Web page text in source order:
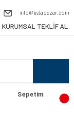
info@ustapazar.com
KURUMSAL TEKLİF AL
Sepetim